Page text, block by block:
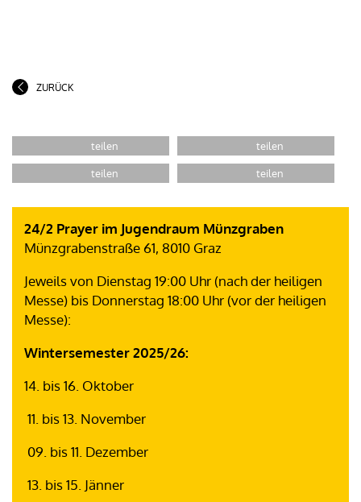
ZURÜCK
24/2 Prayer im Jugendraum Münzgraben
Münzgrabenstraße 61, 8010 Graz
Jeweils von Dienstag 19:00 Uhr (nach der heiligen
Messe) bis Donnerstag 18:00 Uhr (vor der heiligen
Messe):
Wintersemester 2025/26:
14. bis 16. Oktober
11. bis 13. November
09. bis 11. Dezember
13. bis 15. Jänner